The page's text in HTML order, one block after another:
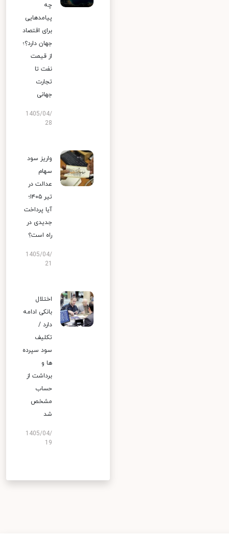
چه
پیامدهایی
برای اقتصاد
جهان دارد؟؛
از قیمت
نفت تا
تجارت
جهانی
1405/04/
28
واریز سود
سهام
عدالت در
تیر ۱۴۰۵؛
آیا پرداخت
جدیدی در
راه است؟
1405/04/
اختلال
بانکی ادامه
دارد /
تکلیف
سود سپرده
ها و
برداشت از
حساب
مشخص
شد
1405/04/
19